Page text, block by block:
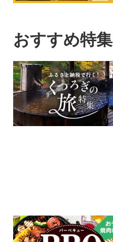
おすすめ特集